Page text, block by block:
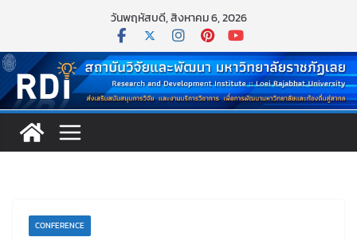
content
วันพฤหัสบดี, สิงหาคม 6, 2026
CONFERENCE